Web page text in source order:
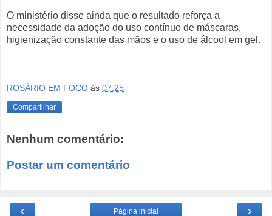
O ministério disse ainda que o resultado reforça a
necessidade da adoção do uso contínuo de máscaras,
higienização constante das mãos e o uso de álcool em gel.
ROSÁRIO EM FOCO às 07:25
Compartilhar
Nenhum comentário:
Postar um comentário
‹ ›
Página inicial